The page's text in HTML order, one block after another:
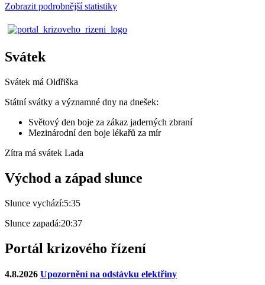
Zobrazit podrobnější statistiky
Svátek
Svátek má Oldřiška
Státní svátky a významné dny na dnešek:
Světový den boje za zákaz jaderných zbraní
Mezinárodní den boje lékařů za mír
Zítra má svátek Lada
Východ a západ slunce
Slunce vychází:5:35
Slunce zapadá:20:37
Portál krizového řízení
4.8.2026 Upozornění na odstávku elektřiny